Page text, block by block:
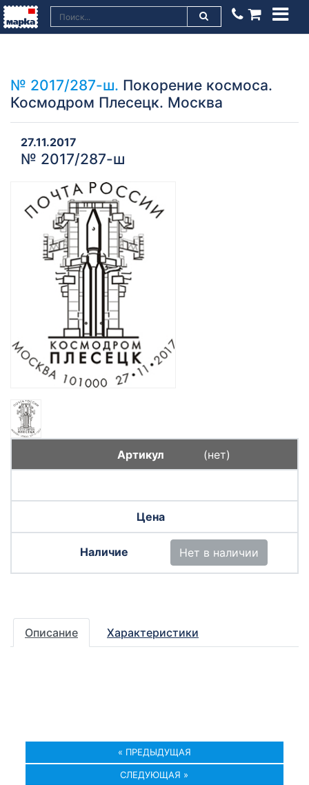
№ 2017/287-ш. Покорение космоса.
Космодром Плесецк. Москва
27.11.2017
№ 2017/287-ш
(нет)
Нет в наличии
Описание Характеристики
« ПРЕДЫДУЩАЯ
СЛЕДУЮЩАЯ »